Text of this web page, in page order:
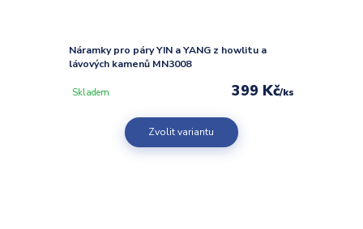
Náramky pro páry YIN a YANG z howlitu a
lávových kamenů MN3008
399 Kč/ks
Skladem
Zvolit variantu